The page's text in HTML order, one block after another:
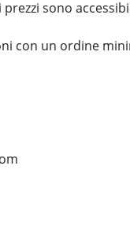
sono
con un ordine